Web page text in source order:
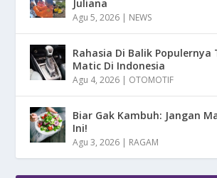
Juliana
Agu 5, 2026 | NEWS
Rahasia Di Balik Populernya
Matic Di Indonesia
Agu 4, 2026 | OTOMOTIF
Biar Gak Kambuh: Jangan
Ini!
Agu 3, 2026 | RAGAM